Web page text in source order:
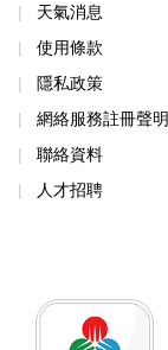
天氣消息
使用條款
隱私政策
網絡服務註冊聲明
聯絡資料
人才招聘